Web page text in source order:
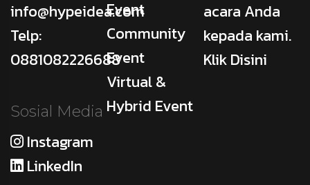
info@hypeidea.com
Telp:
0881082226688
Sosial Media
Instagram
LinkedIn
Event
Community
Event
Virtual &
Hybrid Event
acara Anda
kepada kami.
Klik Disini